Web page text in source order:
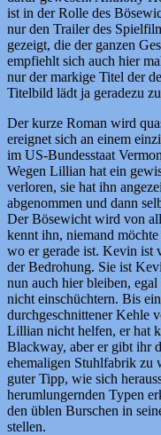
ist in der Rolle des
nur den Trailer des
gezeigt, die der ganzen
empfiehlt sich auch hier
nur der markige Titel der
Titelbild lädt ja geradezu
Der kurze Roman wird
ereignet sich an einem
im US-Bundesstaat
Wegen Lillian hat ein
verloren, sie hat ihn
abgenommen und dann
Der Bösewicht wird von
kennt ihn, niemand
wo er gerade ist. Kevin ist
der Bedrohung. Sie ist
nun auch hier bleiben,
nicht einschüchtern. Bis
durchgeschnittener Kehle
Lillian nicht helfen, er hat
Blackway, aber er gibt ihr
ehemaligen Stuhlfabrik zu
guter Tipp, wie sich
herumlungernden Typen
den üblen Burschen in
stellen.